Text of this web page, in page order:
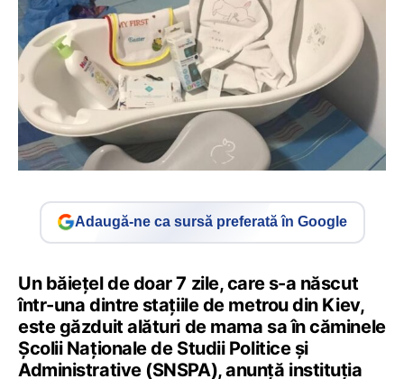
Adaugă-ne ca sursă preferată în Google
Un băiețel de doar 7 zile, care s-a născut
într-una dintre stațiile de metrou din Kiev,
este găzduit alături de mama sa în căminele
Școlii Naționale de Studii Politice și
Administrative (SNSPA), anunță instituția